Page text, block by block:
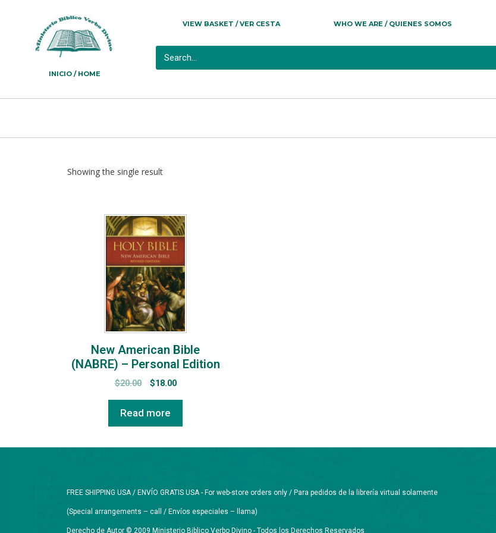
INICIO / HOME
VIEW BASKET / VER CESTA WHO WE ARE / QUIENES SOMOS
Showing the single result
New American Bible
(NABRE) – Personal Edition
$20.00 $18.00
Read more
FREE SHIPPING USA / ENVÍO GRATIS USA - For web-store orders only / Para pedidos de la librería virtual solamente
(Special arrangements – call / Envíos especiales – llama)
Derecho de Autor © 2009 Ministerio Biblico Verbo Divino - Todos los Derechos Reservados